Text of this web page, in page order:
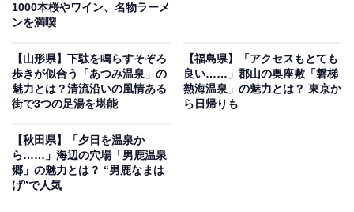
秘的な姿で訪れる人々を魅了します。また、ブナ林に囲
まれた「ドッコ沼」や、360度の大パノラマを楽しめる
「蔵王ロープウェイ」も人気のスポットです。
冬には、世界的に有名な「樹氷（スノーモンスター）」
楽しむことができます。アクティブに過ごした後は、温
泉街にある3つの共同浴場（上湯・下湯・川原湯）や、
200人が同時に入浴できる「大露天風呂」での湯めぐり
1000本桜やワイン、名物ラーメ
ンを満喫
【山形県】下駄を鳴らすそぞろ
歩きが似合う「あつみ温泉」の
魅力とは？清流沿いの風情ある
街で3つの足湯を堪能
【福島県】「アクセスもとても
良い……」郡山の奥座敷「磐梯
熱海温泉」の魅力とは？ 東京か
ら日帰りも
【秋田県】「夕日を温泉か
ら……」海辺の穴場「男鹿温泉
郷」の魅力とは？ “男鹿なまは
げ”で人気